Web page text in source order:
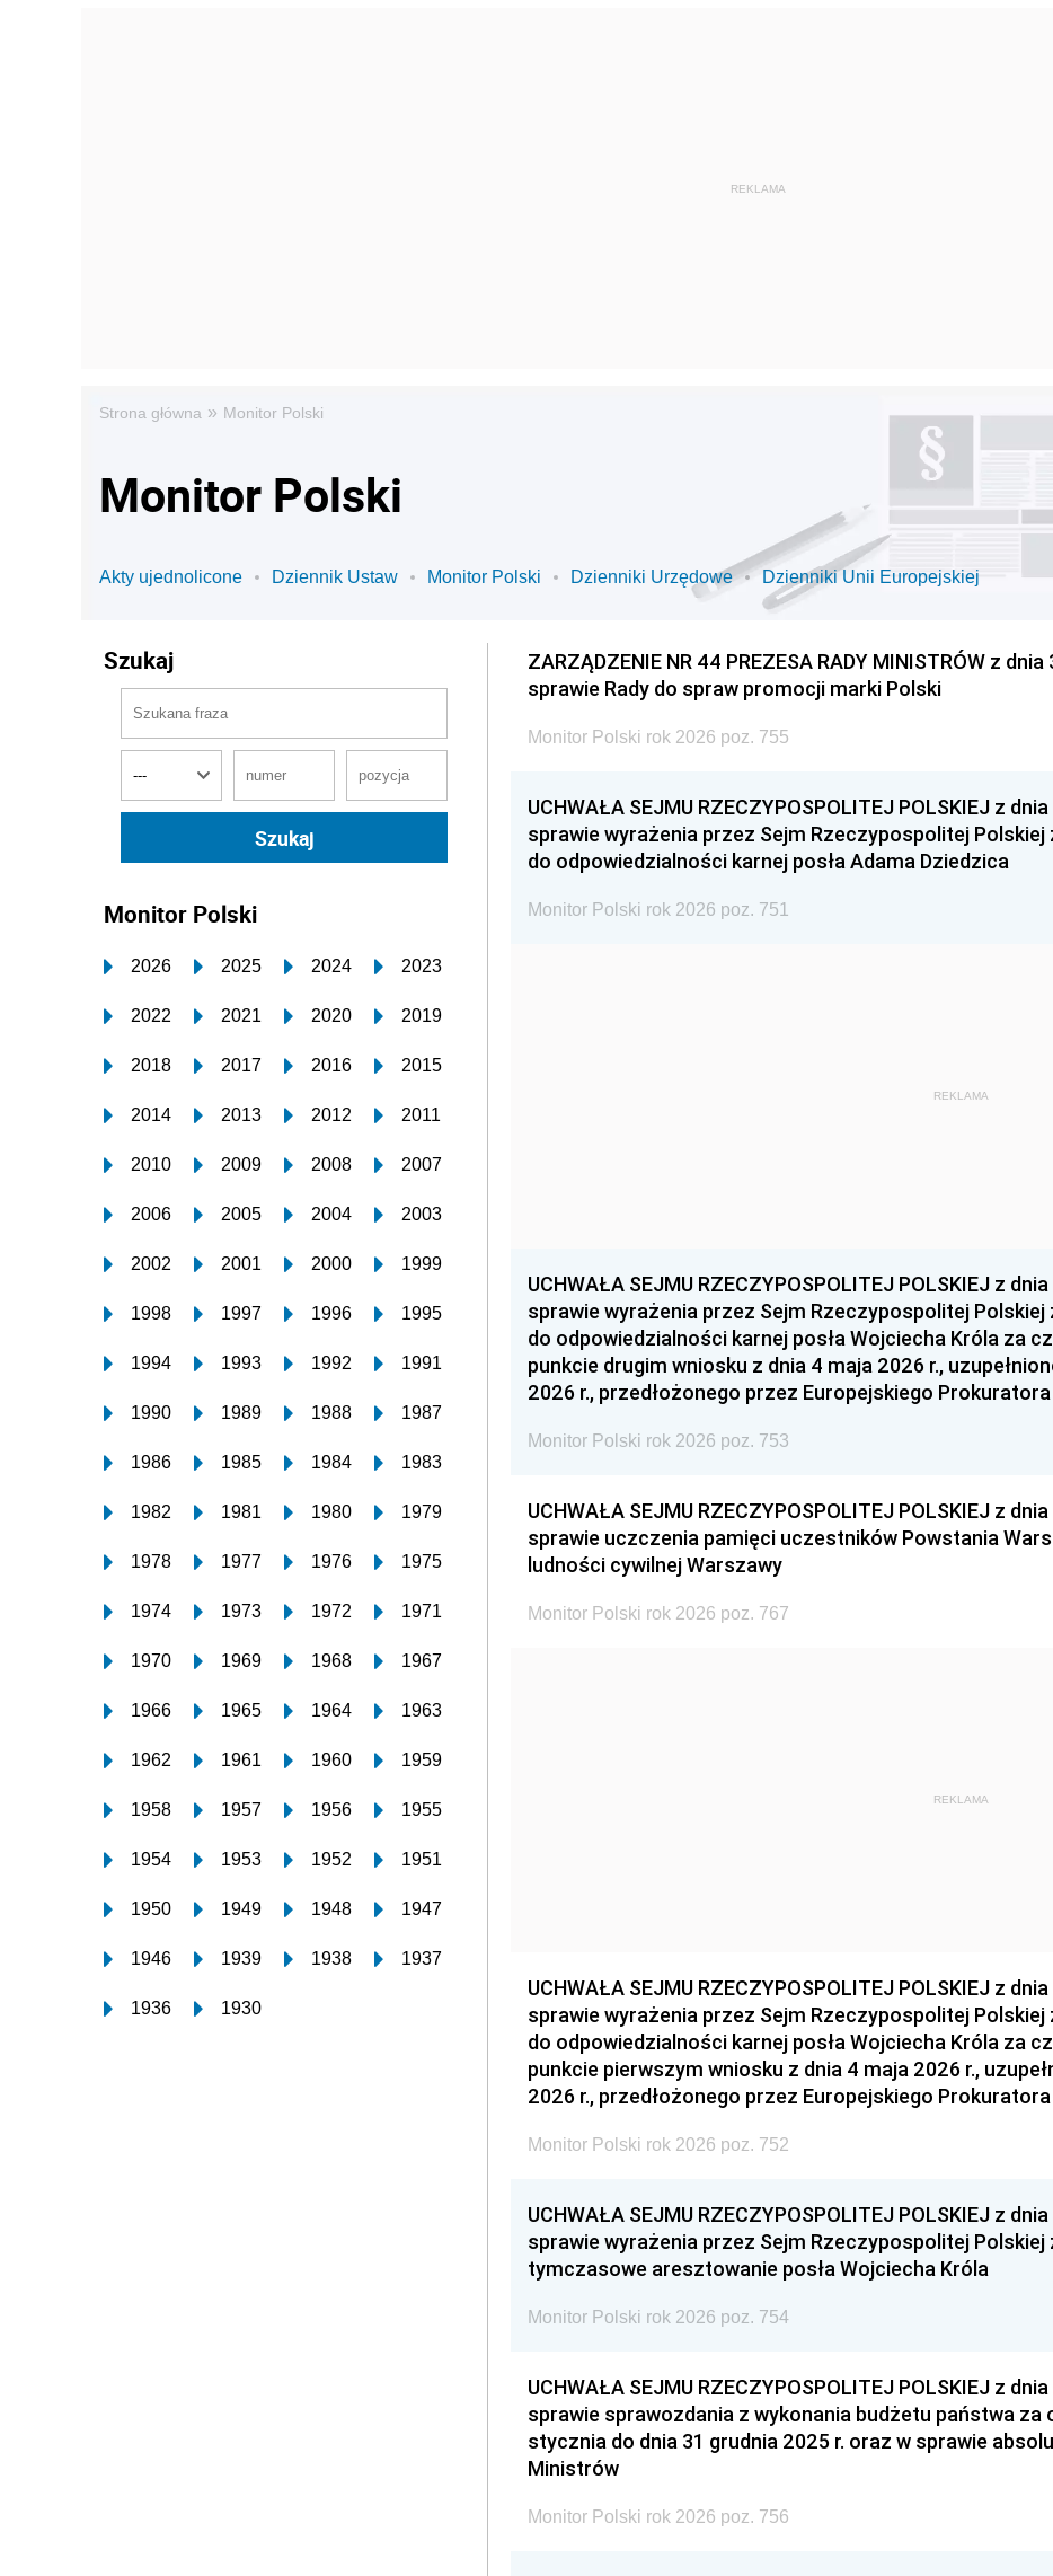
Strona główna » Monitor Polski
Monitor Polski
Akty ujednolicone Dziennik Ustaw Monitor Polski Dzienniki Urzędowe Dzienniki Unii Europejskiej
Szukaj
Monitor Polski
2026 2025 2024 2023
2022 2021 2020 2019
2018 2017 2016 2015
2014 2013 2012 2011
2010 2009 2008 2007
2006 2005 2004 2003
2002 2001 2000 1999
1998 1997 1996 1995
1994 1993 1992 1991
1990 1989 1988 1987
1986 1985 1984 1983
1982 1981 1980 1979
1978 1977 1976 1975
1974 1973 1972 1971
1970 1969 1968 1967
1966 1965 1964 1963
1962 1961 1960 1959
1958 1957 1956 1955
1954 1953 1952 1951
1950 1949 1948 1947
1946 1939 1938 1937
1936 1930
ZARZĄDZENIE NR 44 PREZESA RADY MINISTRÓW z
sprawie Rady do spraw promocji marki Polski
Monitor Polski rok 2026 poz. 755
UCHWAŁA SEJMU RZECZYPOSPOLITEJ POLSKIEJ z
sprawie wyrażenia przez Sejm Rzeczypospolitej
do odpowiedzialności karnej posła Adama Dziedzica
Monitor Polski rok 2026 poz. 751
REKLAMA
UCHWAŁA SEJMU RZECZYPOSPOLITEJ POLSKIEJ z
sprawie wyrażenia przez Sejm Rzeczypospolitej
do odpowiedzialności karnej posła Wojciecha Króla za
punkcie drugim wniosku z dnia 4 maja 2026 r.,
2026 r., przedłożonego przez Europejskiego
Monitor Polski rok 2026 poz. 753
UCHWAŁA SEJMU RZECZYPOSPOLITEJ POLSKIEJ z
sprawie uczczenia pamięci uczestników Powstania
ludności cywilnej Warszawy
Monitor Polski rok 2026 poz. 767
REKLAMA
UCHWAŁA SEJMU RZECZYPOSPOLITEJ POLSKIEJ z
sprawie wyrażenia przez Sejm Rzeczypospolitej
do odpowiedzialności karnej posła Wojciecha Króla za
punkcie pierwszym wniosku z dnia 4 maja 2026 r.,
2026 r., przedłożonego przez Europejskiego
Monitor Polski rok 2026 poz. 752
UCHWAŁA SEJMU RZECZYPOSPOLITEJ POLSKIEJ z
sprawie wyrażenia przez Sejm Rzeczypospolitej
tymczasowe aresztowanie posła Wojciecha Króla
Monitor Polski rok 2026 poz. 754
UCHWAŁA SEJMU RZECZYPOSPOLITEJ POLSKIEJ z
sprawie sprawozdania z wykonania budżetu państwa za
stycznia do dnia 31 grudnia 2025 r. oraz w sprawie
Ministrów
Monitor Polski rok 2026 poz. 756